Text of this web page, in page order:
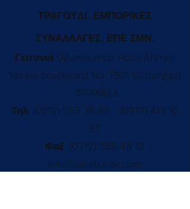
ΤΡΑΓΟΥΔΙ. ΕΜΠΟΡΙΚΕΣ
ΣΥΝΑΛΛΑΓΕΣ. ΕΠΕ ΣΜΝ.
Γειτονιά Uğurmumcu Hoca Ahmet
Yesevi boulevard No: 79/A Sultangazi
- ISTANBUL
Τηλ: (0212) 255 35 82 - (0212) 419 16
87
Φαξ: (0212) 255 45 19
info@idealcelik.com